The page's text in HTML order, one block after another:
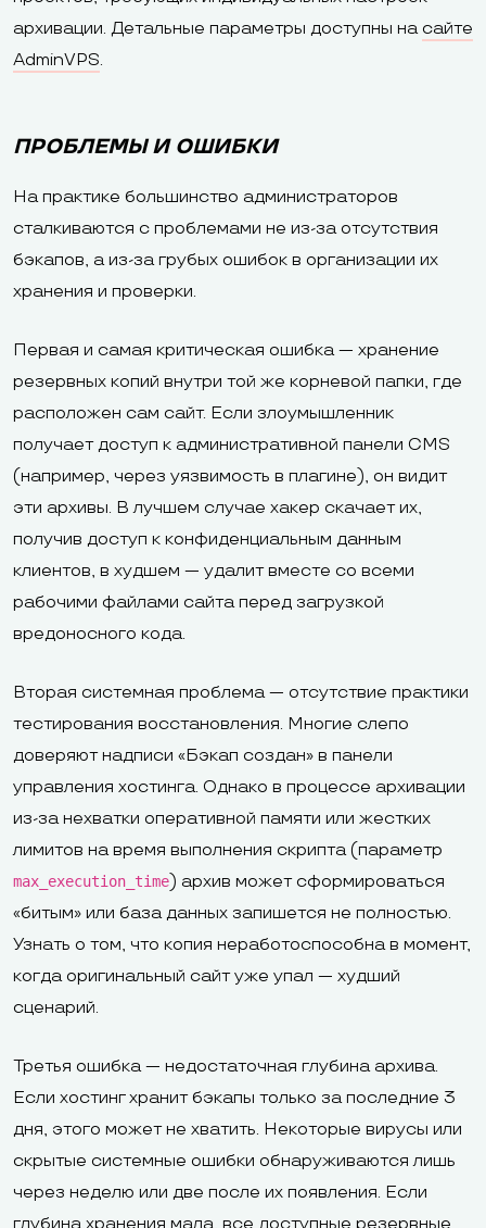
архивации. Детальные параметры доступны на сайте
AdminVPS.
ПРОБЛЕМЫ И ОШИБКИ
На практике большинство администраторов
сталкиваются с проблемами не из-за отсутствия
бэкапов, а из-за грубых ошибок в организации их
хранения и проверки.
Первая и самая критическая ошибка — хранение
резервных копий внутри той же корневой папки, где
расположен сам сайт. Если злоумышленник
получает доступ к административной панели CMS
(например, через уязвимость в плагине), он видит
эти архивы. В лучшем случае хакер скачает их,
получив доступ к конфиденциальным данным
клиентов, в худшем — удалит вместе со всеми
рабочими файлами сайта перед загрузкой
вредоносного кода.
Вторая системная проблема — отсутствие практики
тестирования восстановления. Многие слепо
доверяют надписи «Бэкап создан» в панели
управления хостинга. Однако в процессе архивации
из-за нехватки оперативной памяти или жестких
лимитов на время выполнения скрипта (параметр
max_execution_time) архив может сформироваться
«битым» или база данных запишется не полностью.
Узнать о том, что копия неработоспособна в момент,
когда оригинальный сайт уже упал — худший
сценарий.
Третья ошибка — недостаточная глубина архива.
Если хостинг хранит бэкапы только за последние 3
дня, этого может не хватить. Некоторые вирусы или
скрытые системные ошибки обнаруживаются лишь
через неделю или две после их появления. Если